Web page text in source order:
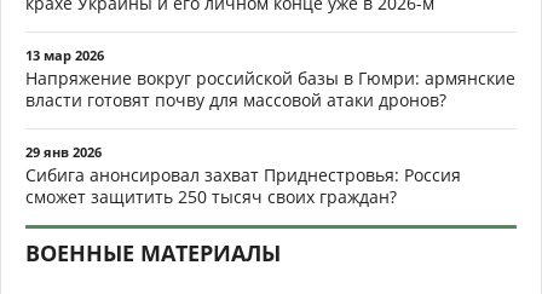
13 мар 2026
Напряжение вокруг российской базы в Гюмри: армянские
власти готовят почву для массовой атаки дронов?
29 янв 2026
Сибига анонсировал захват Приднестровья: Россия
сможет защитить 250 тысяч своих граждан?
ВОЕННЫЕ МАТЕРИАЛЫ